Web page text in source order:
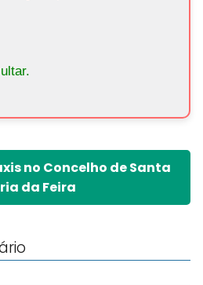
no Concelho de Santa
da Feira